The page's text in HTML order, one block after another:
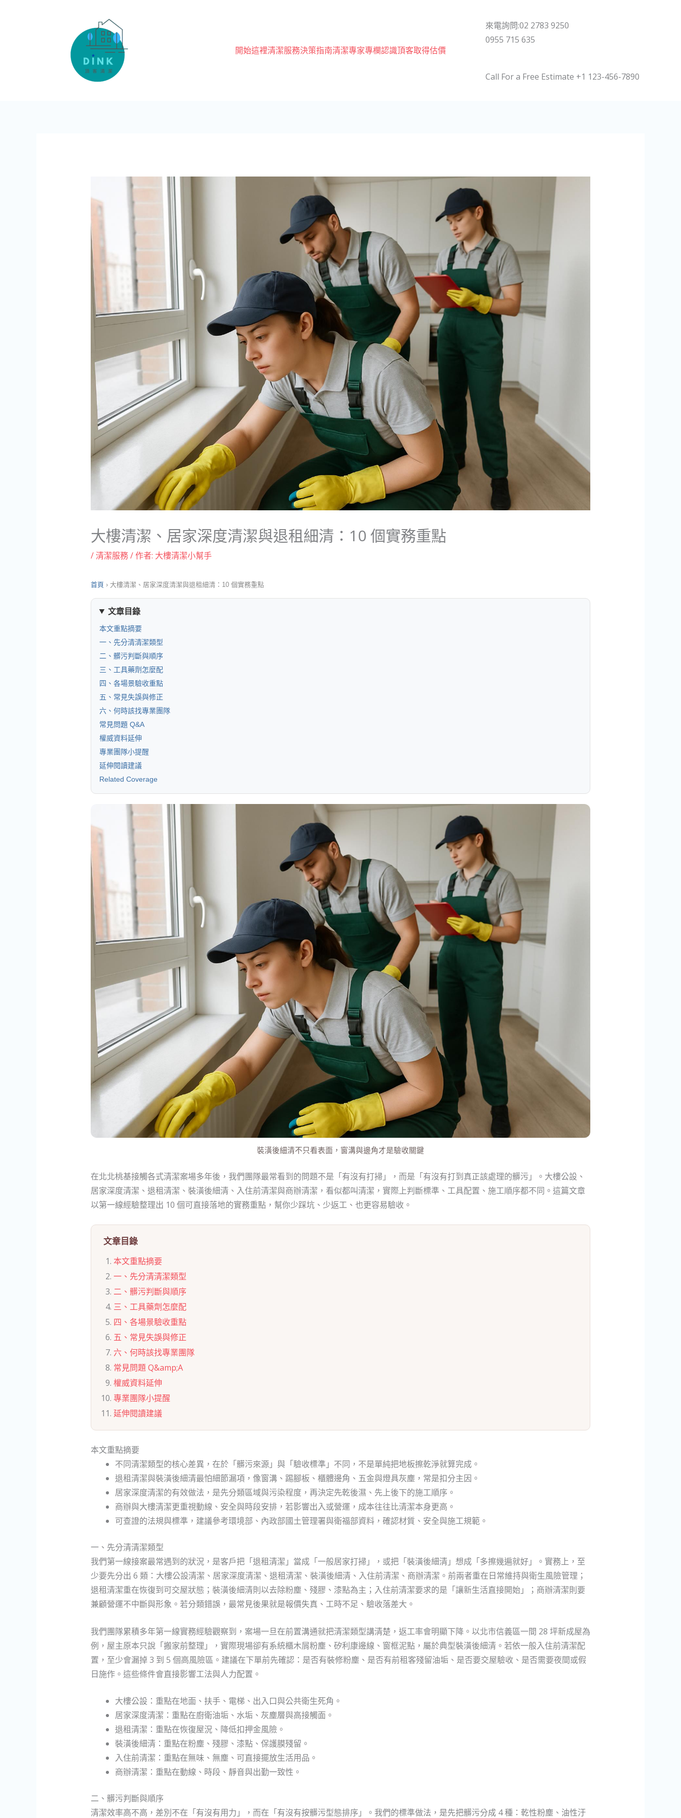
開始這裡清潔服務決策指南清潔專家專欄認識頂客取得估價
來電詢問:02 2783 9250
0955 715 635
Call For a Free Estimate +1 123-456-7890
大樓清潔、居家深度清潔與退租細清：10 個實務重點
/清潔服務/ 作者: 大樓清潔小幫手
首頁 › 大樓清潔、居家深度清潔與退租細清：10 個實務重點
文章目錄
本文重點摘要
一、先分清清潔類型
二、髒污判斷與順序
三、工具藥劑怎麼配
四、各場景驗收重點
五、常見失誤與修正
六、何時該找專業團隊
常見問題 Q&A
權威資料延伸
專業團隊小提醒
延伸閱讀建議
Related Coverage
裝潢後細清不只看表面，窗溝與邊角才是驗收關鍵
在北北桃基接觸各式清潔案場多年後，我們團隊最常看到的問題不是「有沒有打掃」，而是「有沒有打到真正該處理的髒污」。大樓公設、
居家深度清潔、退租清潔、裝潢後細清、入住前清潔與商辦清潔，看似都叫清潔，實際上判斷標準、工具配置、施工順序都不同。這篇文章
以第一線經驗整理出 10 個可直接落地的實務重點，幫你少踩坑、少返工、也更容易驗收。
文章目錄
本文重點摘要
一、先分清清潔類型
二、髒污判斷與順序
三、工具藥劑怎麼配
四、各場景驗收重點
五、常見失誤與修正
六、何時該找專業團隊
常見問題 Q&amp;A
權威資料延伸
專業團隊小提醒
延伸閱讀建議
本文重點摘要
不同清潔類型的核心差異，在於「髒污來源」與「驗收標準」不同，不是單純把地板擦乾淨就算完成。
退租清潔與裝潢後細清最怕細節漏項，像窗溝、踢腳板、櫃體邊角、五金與燈具灰塵，常是扣分主因。
居家深度清潔的有效做法，是先分類區域與污染程度，再決定先乾後濕、先上後下的施工順序。
商辦與大樓清潔更重視動線、安全與時段安排，若影響出入或營運，成本往往比清潔本身更高。
可查證的法規與標準，建議參考環境部、內政部國土管理署與衛福部資料，確認材質、安全與施工規範。
一、先分清清潔類型
我們第一線接案最常遇到的狀況，是客戶把「退租清潔」當成「一般居家打掃」，或把「裝潢後細清」想成「多擦幾遍就好」。實務上，至
少要先分出 6 類：大樓公設清潔、居家深度清潔、退租清潔、裝潢後細清、入住前清潔、商辦清潔。前兩者重在日常維持與衛生風險管理；
退租清潔重在恢復到可交屋狀態；裝潢後細清則以去除粉塵、殘膠、漆點為主；入住前清潔要求的是「讓新生活直接開始」；商辦清潔則要
兼顧營運不中斷與形象。若分類錯誤，最常見後果就是報價失真、工時不足、驗收落差大。
我們團隊累積多年第一線實務經驗觀察到，案場一旦在前置溝通就把清潔類型講清楚，返工率會明顯下降。以北市信義區一間 28 坪新成屋為
例，屋主原本只說「搬家前整理」，實際現場卻有系統櫃木屑粉塵、矽利康邊線、窗框泥點，屬於典型裝潢後細清。若依一般入住前清潔配
置，至少會漏掉 3 到 5 個高風險區。建議在下單前先確認：是否有裝修粉塵、是否有前租客殘留油垢、是否要交屋驗收、是否需要夜間或假
日施作。這些條件會直接影響工法與人力配置。
大樓公設：重點在地面、扶手、電梯、出入口與公共衛生死角。
居家深度清潔：重點在廚衛油垢、水垢、灰塵層與高接觸面。
退租清潔：重點在恢復屋況、降低扣押金風險。
裝潢後細清：重點在粉塵、殘膠、漆點、保護膜殘留。
入住前清潔：重點在無味、無塵、可直接擺放生活用品。
商辦清潔：重點在動線、時段、靜音與出勤一致性。
二、髒污判斷與順序
清潔效率高不高，差別不在「有沒有用力」，而在「有沒有按髒污型態排序」。我們的標準做法，是先把髒污分成 4 種：乾性粉塵、油性汙